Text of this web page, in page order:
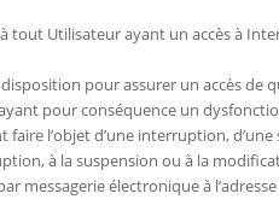
tout Utilisateur ayant un accès à
pour assurer un accès de
pour conséquence un
faire l’objet d’une interruption,
à la suspension ou à la
messagerie électronique à l’adresse